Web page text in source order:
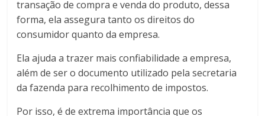
transação de compra e venda do produto, dessa
forma, ela assegura tanto os direitos do
consumidor quanto da empresa.
Ela ajuda a trazer mais confiabilidade a empresa,
além de ser o documento utilizado pela secretaria
da fazenda para recolhimento de impostos.
Por isso, é de extrema importância que os